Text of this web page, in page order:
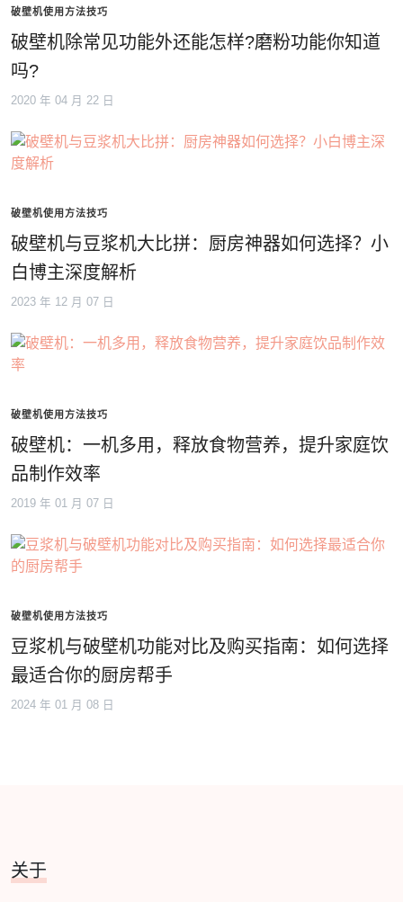
破壁机使用方法技巧
破壁机除常见功能外还能怎样?磨粉功能你知道
吗?
2020 年 04 月 22 日
破壁机使用方法技巧
破壁机与豆浆机大比拼：厨房神器如何选择？小
白博主深度解析
2023 年 12 月 07 日
破壁机使用方法技巧
破壁机：一机多用，释放食物营养，提升家庭饮
品制作效率
2019 年 01 月 07 日
破壁机使用方法技巧
豆浆机与破壁机功能对比及购买指南：如何选择
最适合你的厨房帮手
2024 年 01 月 08 日
关于